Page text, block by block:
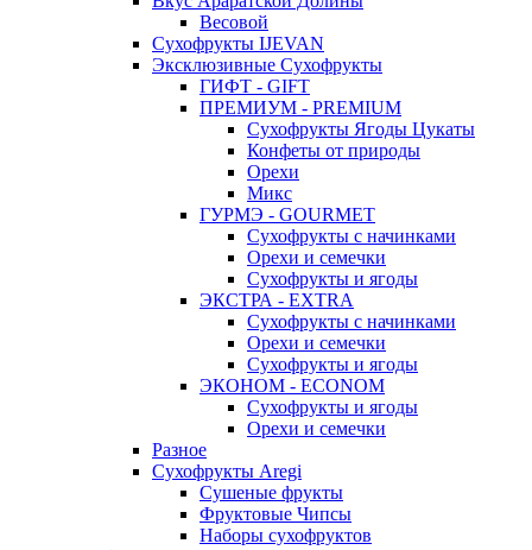
Весовой
Сухофрукты IJEVAN
Эксклюзивные Сухофрукты
ГИФТ - GIFT
ПРЕМИУМ - PREMIUM
Сухофрукты Ягоды Цукаты
Конфеты от природы
Орехи
Микс
ГУРМЭ - GOURMET
Сухофрукты с начинками
Орехи и семечки
Сухофрукты и ягоды
ЭКСТРА - EXTRA
Сухофрукты с начинками
Орехи и семечки
Сухофрукты и ягоды
ЭКОНОМ - ECONOM
Сухофрукты и ягоды
Орехи и семечки
Разное
Сухофрукты Aregi
Сушеные фрукты
Фруктовые Чипсы
Наборы сухофруктов